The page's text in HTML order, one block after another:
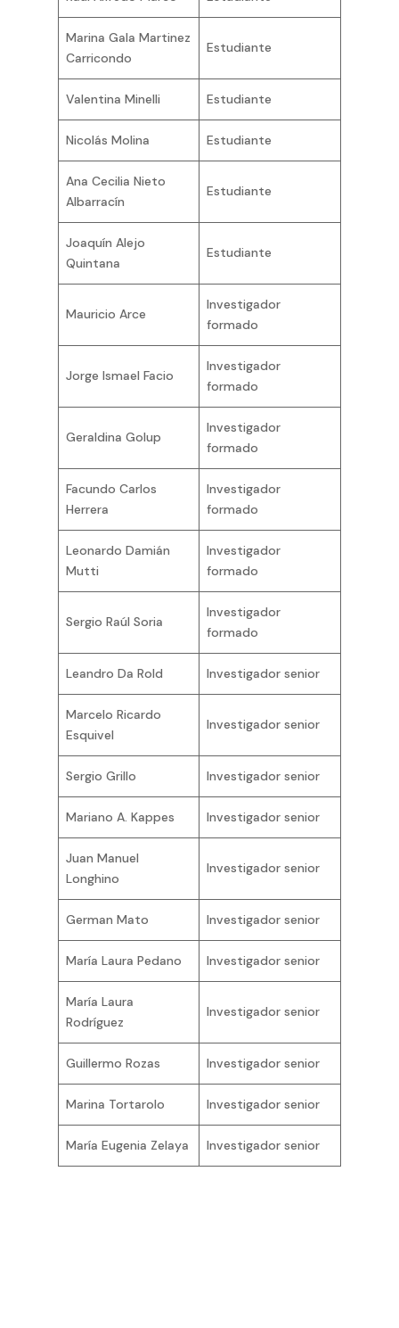
Marina Gala Martinez
Carricondo
Estudiante
Valentina Minelli Estudiante
Nicolás Molina Estudiante
Ana Cecilia Nieto
Albarracín
Estudiante
Joaquín Alejo
Quintana
Estudiante
Mauricio Arce
Investigador
formado
Jorge Ismael Facio
Investigador
formado
Geraldina Golup
Investigador
formado
Facundo Carlos
Herrera
Investigador
formado
Leonardo Damián
Mutti
Investigador
formado
Sergio Raúl Soria
Investigador
formado
Leandro Da Rold Investigador senior
Marcelo Ricardo
Esquivel
Investigador senior
Sergio Grillo Investigador senior
Mariano A. Kappes Investigador senior
Juan Manuel
Longhino
Investigador senior
German Mato Investigador senior
María Laura Pedano Investigador senior
María Laura
Rodríguez
Investigador senior
Guillermo Rozas Investigador senior
Marina Tortarolo Investigador senior
María Eugenia Zelaya Investigador senior